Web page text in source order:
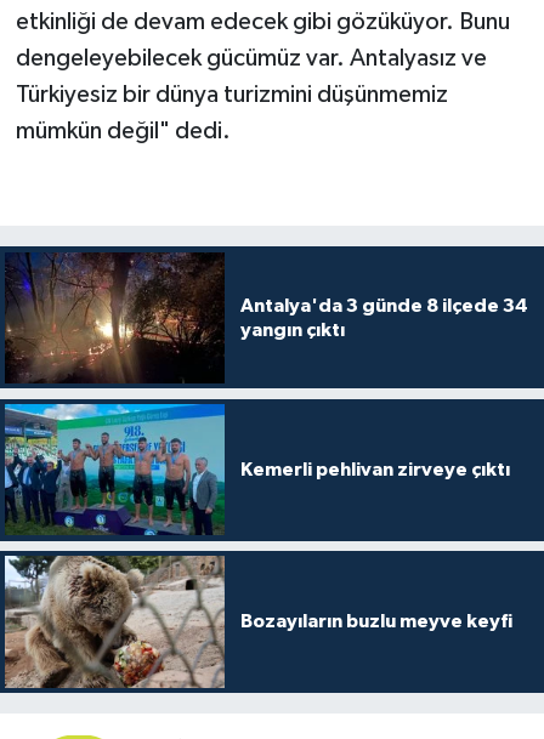
etkinliği de devam edecek gibi gözüküyor. Bunu
dengeleyebilecek gücümüz var. Antalyasız ve
Türkiyesiz bir dünya turizmini düşünmemiz
mümkün değil" dedi.
Antalya'da 3 günde 8 ilçede 34
yangın çıktı
Kemerli pehlivan zirveye çıktı
Bozayıların buzlu meyve keyfi